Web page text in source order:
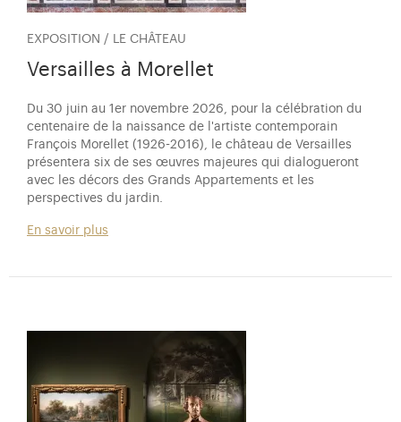
EXPOSITION / LE CHÂTEAU
Versailles à Morellet
Du 30 juin au 1er novembre 2026, pour la célébration du
centenaire de la naissance de l'artiste contemporain
François Morellet (1926-2016), le château de Versailles
présentera six de ses œuvres majeures qui dialogueront
avec les décors des Grands Appartements et les
perspectives du jardin.
En savoir plus